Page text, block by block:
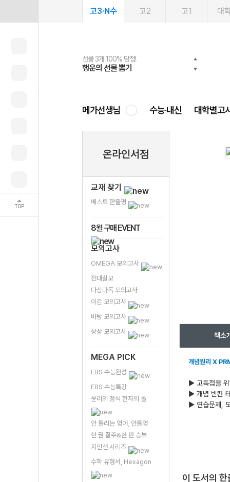
TOP
고3·N수 고2 고1 대
선물 3개 100% 당첨!
행운의 선물 뽑기
선물 100% 증정!
메가스터디 X 올리브
여름방학 스터디 캐시백
메가런 썸머스쿨
2027 러셀 단과
강사 공개선발
스마트러닝앱
설문 EVENT
메가패스
3일 무료 체험권
메가패스 수강생 무료혜택!
메가클럽 멤버십
사회공헌 캠페인
희망이룸 메가나눔
메가선생님 수능·내신 대학별고
온라인서점
교재 찾기
베스트 한줄평
8월 구매 EVENT
모의고사
OMEGA 모의고사
전대실모
다상다독 모의고사
이감 모의고사
바탕 모의고사
상상 모의고사
MEGA PICK
EBS 수능완성
EBS 수능특강
윤리의 정석 현자의 돌
안 틀리는 영어, 안틀영
한 권 질주&한 판 승부
지인선 시리즈
수학 유형서, Hexagon
책소
개념원리 X
▶ 고득점을
▶ 개념 빈칸
▶ 연습문제,
이 도서의 한